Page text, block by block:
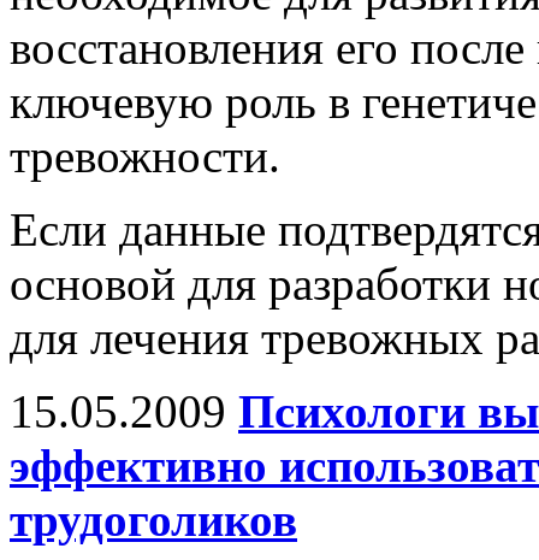
восстановления его
ключевую роль в
тревожности.
Если данные
основой для разработки
для лечения тревожных
15.05.2009 Психологи
эффективно
трудоголиков